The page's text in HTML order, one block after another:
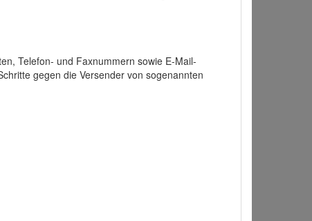
Telefon- und Faxnummern sowie E-Mail-
gegen die Versender von sogenannten